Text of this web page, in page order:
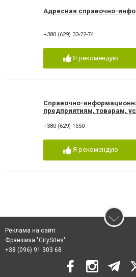
Адресная справочно-
+380 (629) 33-22-74
Я рекомендую
Справочно-
предприятиям, товарам,
+380 (629) 1550
Я рекомендую
Реклама на сайті
Франшиза "CitySites"
+38 (096) 91 303 68